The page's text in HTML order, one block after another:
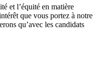
et l’équité en matière
que vous portez à notre
qu’avec les candidats